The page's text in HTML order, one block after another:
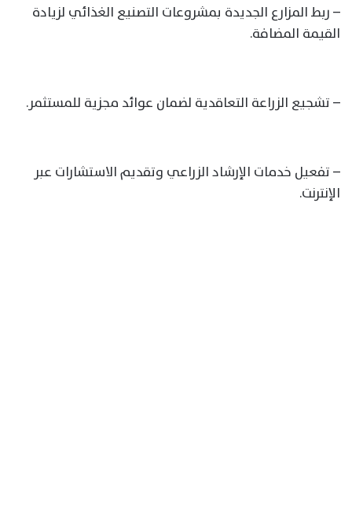
– ربط المزارع الجديدة بمشروعات التصنيع الغذائي لزيادة
القيمة المضافة.
– تشجيع الزراعة التعاقدية لضمان عوائد مجزية للمستثمر.
– تفعيل خدمات الإرشاد الزراعي وتقديم الاستشارات عبر
الإنترنت.